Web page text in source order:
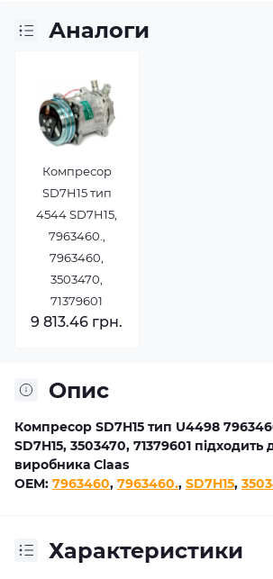
Опис
Компресор SD7H15 тип U4498
SD7H15, 3503470, 71379601 підходить
виробника Claas
OEM: 7963460, 7963460., SD7H15,
Характеристики
Аналоги
Компресор
SD7H15 тип
4544 SD7H15,
7963460.,
7963460,
3503470,
71379601
9 813.46 грн.